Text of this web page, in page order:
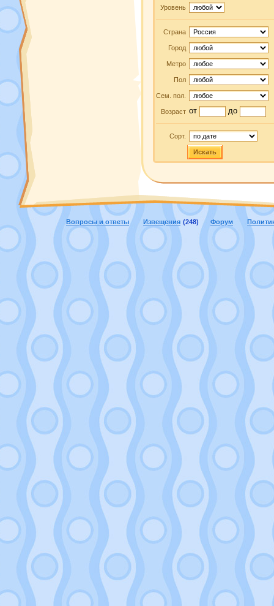
Уровень
Страна
Город
Метро
Пол
Сем. пол.
Возраст от до
Сорт.
Искать
Вопросы и ответы Извещения (248) Форум